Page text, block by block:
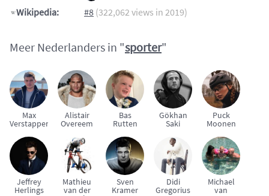
Wikipedia:
#8 (322,062 views in 2019)
Meer Nederlanders in "sporter"
Max
Verstappen
Alistair
Overeem
Bas
Rutten
Gökhan
Saki
Puck
Moonen
Jeffrey
Herlings
Mathieu
van der
Sven
Kramer
Didi
Gregorius
Michael
van